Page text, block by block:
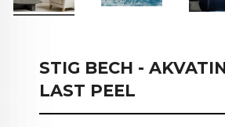
STIG BECH -
LAST PEEL